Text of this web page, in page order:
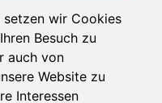
wir Cookies
Besuch zu
auch von
Website zu
Interessen